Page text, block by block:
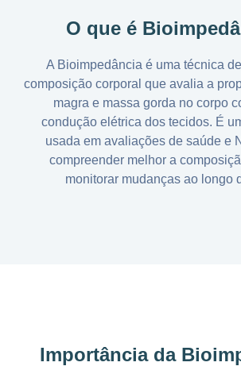
O que é
A Bioimpedância é uma técnica
composição corporal que avalia a
magra e massa gorda no corpo
condução elétrica dos tecidos. É
usada em avaliações de saúde e
compreender melhor a
monitorar mudanças ao longo
Importância da